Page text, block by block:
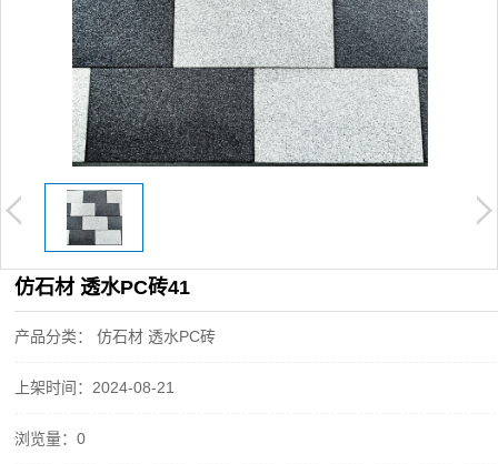
仿石材 透水PC砖41
产品分类： 仿石材 透水PC砖
上架时间：2024-08-21
浏览量：0